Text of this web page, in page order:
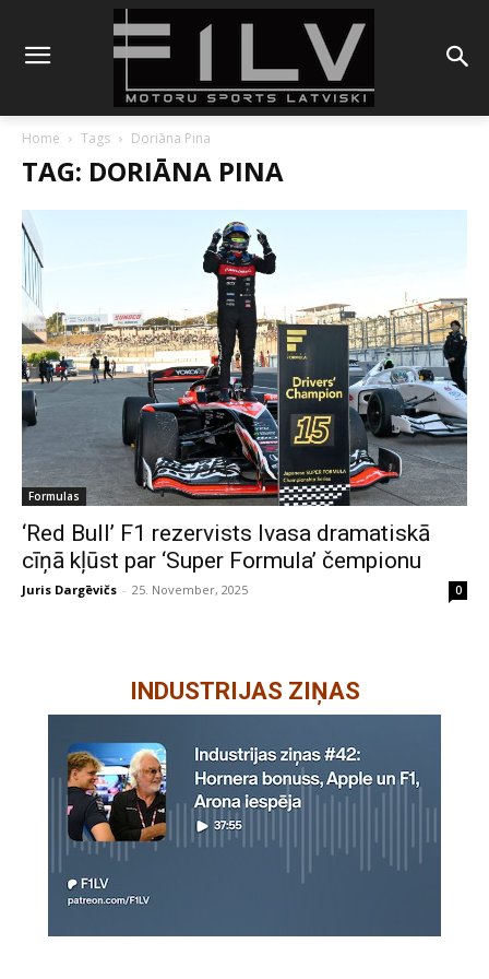
Home Tags Doriāna Pina
TAG: DORIĀNA PINA
Formulas
‘Red Bull’ F1 rezervists Ivasa dramatiskā
cīņā kļūst par ‘Super Formula’ čempionu
Juris Dargēvičs - 25. November, 2025 0
INDUSTRIJAS ZIŅAS